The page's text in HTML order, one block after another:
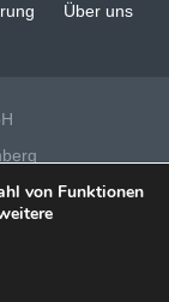
Über uns
von Funktionen